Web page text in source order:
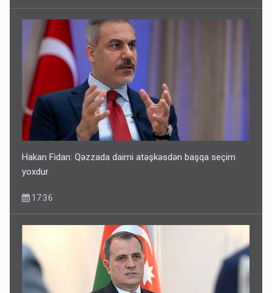
Hakan Fidan: Qəzzada daimi atəşkəsdən başqa seçim
yoxdur
17:36